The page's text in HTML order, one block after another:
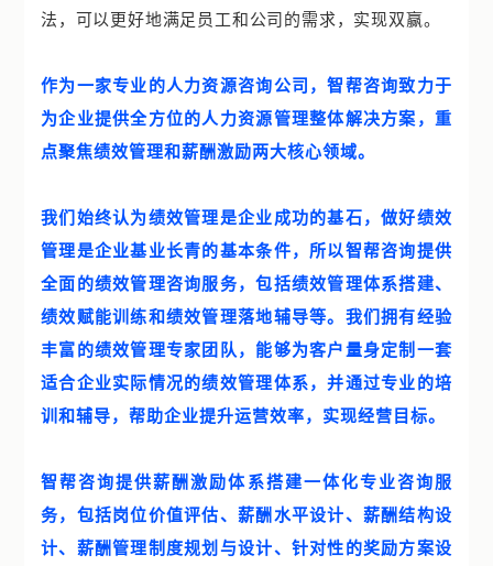
法，可以更好地满足员工和公司的需求，实现双赢。
作为一家专业的人力资源咨询公司，智帮咨询致力于
为企业提供全方位的人力资源管理整体解决方案，重
点聚焦绩效管理和薪酬激励两大核心领域。
我们始终认为绩效管理是企业成功的基石，做好绩效
管理是企业基业长青的基本条件，所以智帮咨询提供
全面的绩效管理咨询服务，包括绩效管理体系搭建、
绩效赋能训练和绩效管理落地辅导等。我们拥有经验
丰富的绩效管理专家团队，能够为客户量身定制一套
适合企业实际情况的绩效管理体系，并通过专业的培
训和辅导，帮助企业提升运营效率，实现经营目标。
智帮咨询提供薪酬激励体系搭建一体化专业咨询服
务，包括岗位价值评估、薪酬水平设计、薪酬结构设
计、薪酬管理制度规划与设计、针对性的奖励方案设